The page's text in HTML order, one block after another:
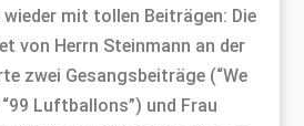
wieder mit tollen Beiträgen: Die
von Herrn Steinmann an der
zwei Gesangsbeiträge (“We
Luftballons”) und Frau